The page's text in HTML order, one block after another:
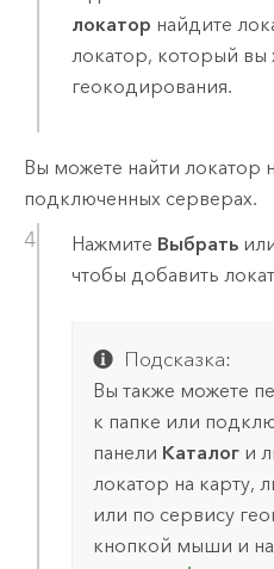
локатор найдите
локатор, который вы
геокодирования.
Вы можете найти локатор
подключенных серверах.
Нажмите Выбрать
чтобы добавить
Подсказка:
Вы также можете
к папке или
панели Каталоги
локатор на карту,
или по сервису
кнопкой мыши и